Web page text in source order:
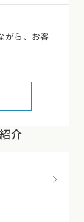
がら、お客
介